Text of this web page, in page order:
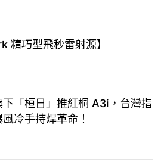
精巧型飛秒雷射源】
下「桓日」推紅桐 A3i，台灣指
冷手持焊革命！